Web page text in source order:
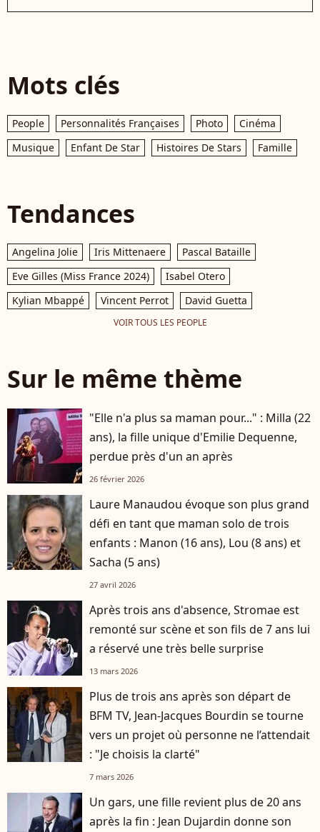
Mots clés
People Personnalités Françaises Photo
Cinéma
Musique
Enfant De Star Histoires De Stars Famille
Tendances
Angelina Jolie Iris Mittenaere
Pascal Bataille
Eve Gilles (Miss France 2024)
Isabel Otero
Kylian Mbappé
Vincent Perrot David Guetta
VOIR TOUS LES PEOPLE
Sur le même thème
"Elle n'a plus sa maman pour..." : Milla (22
ans), la fille unique d'Emilie Dequenne,
perdue près d'un an après
26 février 2026
Laure Manaudou évoque son plus grand
défi en tant que maman solo de trois
enfants : Manon (16 ans), Lou (8 ans) et
Sacha (5 ans)
27 avril 2026
Après trois ans d'absence, Stromae est
remonté sur scène et son fils de 7 ans lui
a réservé une très belle surprise
13 mars 2026
Plus de trois ans après son départ de
BFM TV, Jean-Jacques Bourdin se tourne
vers un projet où personne ne l’attendait
: "Je choisis la clarté"
7 mars 2026
Un gars, une fille revient plus de 20 ans
après la fin : Jean Dujardin donne son